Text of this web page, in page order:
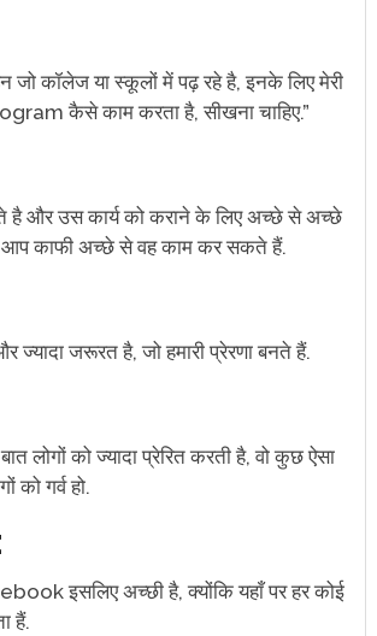
जो कॉलेज या स्कूलों में पढ़ रहे है, इनके लिए मेरी
कैसे काम करता है, सीखना चाहिए.”
है और उस कार्य को कराने के लिए अच्छे से अच्छे
आप काफी अच्छे से वह काम कर सकते हैं.
ज्यादा जरूरत है, जो हमारी प्रेरणा बनते हैं.
लोगों को ज्यादा प्रेरित करती है, वो कुछ ऐसा
को गर्व हो.
इसलिए अच्छी है, क्योंकि यहाँ पर हर कोई
हैं.